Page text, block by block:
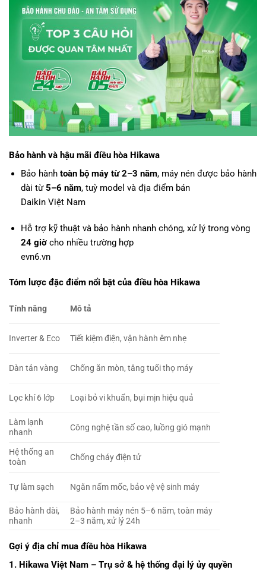
Bảo hành và hậu mãi điều hòa Hikawa
Bảo hành toàn bộ máy từ 2–3 năm, máy nén được bảo hành
dài từ5–6 năm, tuỳ model và địa điểm bán
Daikin Việt Nam
Hỗ trợ kỹ thuật và bảo hành nhanh chóng, xử lý trong vòng
24 giờcho nhiều trường hợp
evn6.vn
Tóm lược đặc điểm nổi bật của điều hòa Hikawa
Tính năng Mô tả
Inverter & Eco Tiết kiệm điện, vận hành êm nhẹ
Dàn tản vàng Chống ăn mòn, tăng tuổi thọ máy
Lọc khí 6 lớp Loại bỏ vi khuẩn, bụi mịn hiệu quả
Làm lạnh
nhanh
Công nghệ tần số cao, luồng gió mạnh
Hệ thống an
toàn
Chống cháy điện tử
Tự làm sạch Ngăn nấm mốc, bảo vệ vệ sinh máy
Bảo hành dài,
nhanh
Bảo hành máy nén 5–6 năm, toàn máy
2–3 năm, xử lý 24h
Gợi ý địa chỉ mua điều hòa Hikawa
1. Hikawa Việt Nam – Trụ sở & hệ thống đại lý ủy quyền